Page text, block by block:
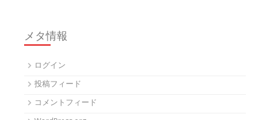
メタ情報
ログイン
投稿フィード
コメントフィード